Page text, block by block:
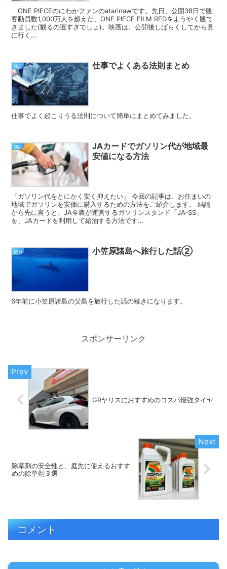
ONE PIECEのにわかファンのatarinawです。先日、公開38日で観
客動員数1,000万人を超えた、ONE PIECE FILM REDをようやく観て
きました(観るの遅すぎでしょ)。映画は、公開後しばらくしてから見
に行く...
雑記 仕事でよくある法則まとめ
仕事でよく起こりうる法則について簡単にまとめてみました。
雑記
JAカードでガソリン代が地域最
安値になる方法
「ガソリン代をとにかく安く抑えたい」 今回の記事は、お住まいの
地域でガソリンを安価に購入するための方法をご紹介します。 結論
から先に言うと、JA全農が運営するガソリンスタンド「JA‐SS」
を、JAカードを利用して給油する方法です...
旅行 小笠原諸島へ旅行した話②
6年前に小笠原諸島の父島を旅行した話の続きになります。
スポンサーリンク
GRヤリスにおすすめのコスパ最強タイヤ
除草剤の安全性と、庭先に使えるおすす
めの除草剤３選
コメント